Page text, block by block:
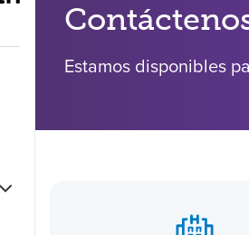
Estamos disponibles